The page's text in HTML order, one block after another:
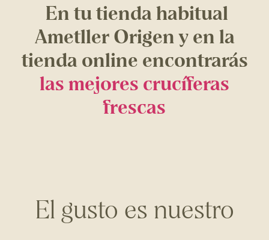
En tu tienda habitual
Ametller Origen y en la
tienda online encontrarás
las mejores crucíferas
frescas
El gusto es nuestro